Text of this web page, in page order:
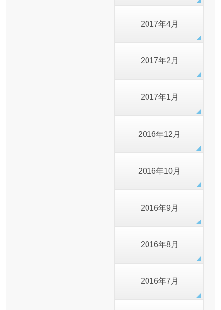
2017年4月
2017年2月
2017年1月
2016年12月
2016年10月
2016年9月
2016年8月
2016年7月